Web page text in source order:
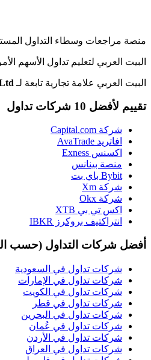
منصة مراجعات وسطاء التداول
البيت العربي لتعليم تداول الأسهم
البيت العربي علامة تجارية تابعة لـ
تقييم لأفضل 10 شركات تداول
شركة Capital.com
افاتريد AvaTrade
اكسنس Exness
منصة بينانس
Bybit باي بت
شركة Xm
شركة Okx
اكس تي بي XTB
انتراكتيف بروكرز IBKR
أفضل شركات التداول (حسب
شركات تداول في السعودية
شركات تداول في الإمارات
شركات تداول في الكويت
شركات تداول في قطر
شركات تداول في البحرين
شركات تداول في عُمان
شركات تداول في الأردن
شركات تداول في العراق